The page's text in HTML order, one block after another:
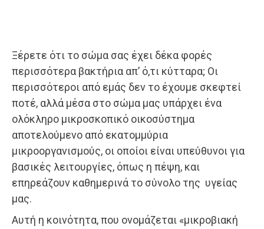
Ξέρετε ότι το σώμα σας έχει δέκα φορές
περισσότερα βακτήρια απ’ ό,τι κύτταρα; Οι
περισσότεροι από εμάς δεν το έχουμε σκεφτεί
ποτέ, αλλά μέσα στο σώμα μας υπάρχει ένα
ολόκληρο μικροσκοπικό οικοσύστημα
αποτελούμενο από εκατομμύρια
μικροοργανισμούς, οι οποίοι είναι υπεύθυνοι για
βασικές λειτουργίες, όπως η πέψη, και
επηρεάζουν καθημερινά το σύνολο της υγείας
μας.
Αυτή η κοινότητα, που ονομάζεται «μικροβιακή